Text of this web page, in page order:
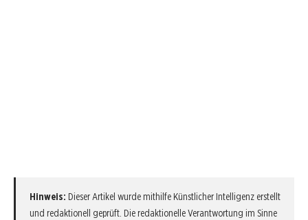
Hinweis: Dieser Artikel wurde mithilfe Künstlicher Intelligenz erstellt
und redaktionell geprüft. Die redaktionelle Verantwortung im Sinne